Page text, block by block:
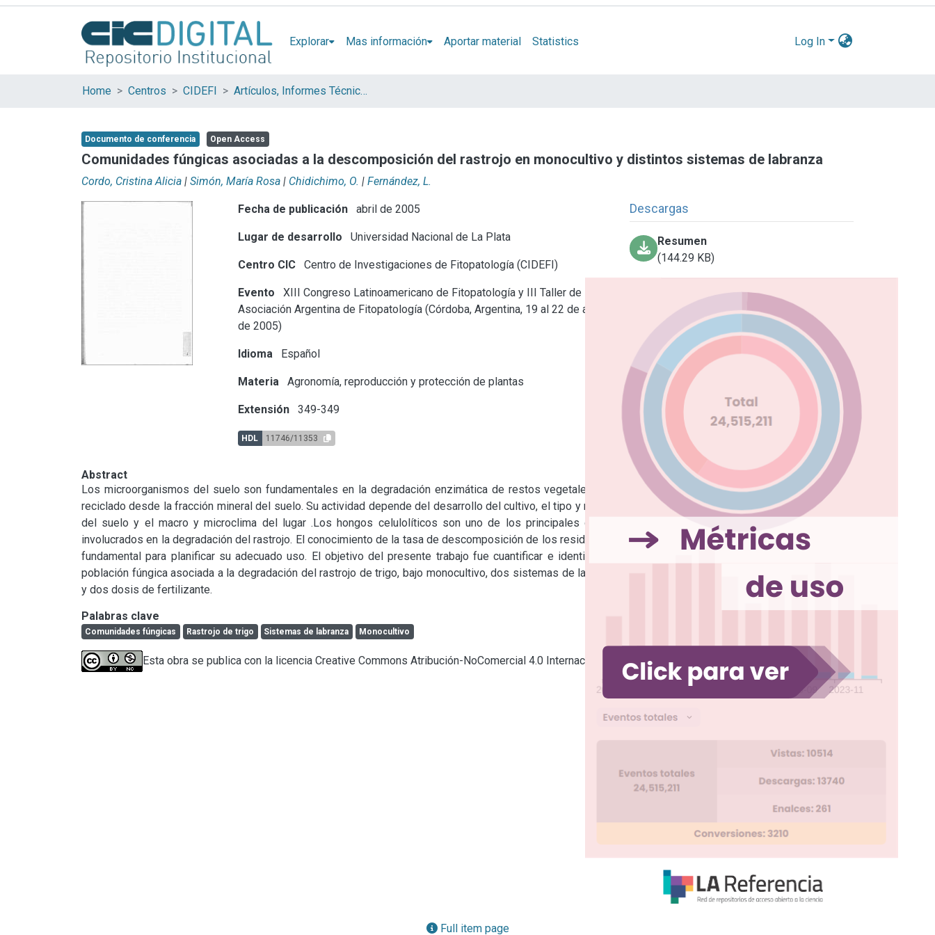
Explorar Mas información Aportar material Statistics Log In
Home Centros CIDEFI Artículos, Informes Técnicos y presentaciones en Congresos
Documento de conferencia Open Access
Comunidades fúngicas asociadas a la descomposición del rastrojo en monocultivo y distintos sistemas de labranza
Cordo, Cristina Alicia | Simón, María Rosa | Chidichimo, O. | Fernández, L.
Fecha de publicación abril de 2005
Lugar de desarrollo Universidad Nacional de La Plata
Centro CIC Centro de Investigaciones de Fitopatología (CIDEFI)
Evento
XIII Congreso Latinoamericano de Fitopatología y III Taller de la
Asociación Argentina de Fitopatología (Córdoba, Argentina, 19 al 22 de abril
de 2005)
Idioma Español
Materia Agronomía, reproducción y protección de plantas
Extensión 349-349
HDL 11746/11353
Descargas
Resumen
(144.29 KB)
Abstract
Los microorganismos del suelo son fundamentales en la degradación enzimática de restos vegetales y su
reciclado desde la fracción mineral del suelo. Su actividad depende del desarrollo del cultivo, el tipo y manejo
del suelo y el macro y microclima del lugar .Los hongos celulolíticos son uno de los principales grupos
involucrados en la degradación del rastrojo. El conocimiento de la tasa de descomposición de los residuos es
fundamental para planificar su adecuado uso. El objetivo del presente trabajo fue cuantificar e identificar la
población fúngica asociada a la degradación del rastrojo de trigo, bajo monocultivo, dos sistemas de labranza
y dos dosis de fertilizante.
Palabras clave
Comunidades fúngicas Rastrojo de trigo Sistemas de labranza Monocultivo
Esta obra se publica con la licencia Creative Commons Atribución-NoComercial 4.0 Internacional
Full item page